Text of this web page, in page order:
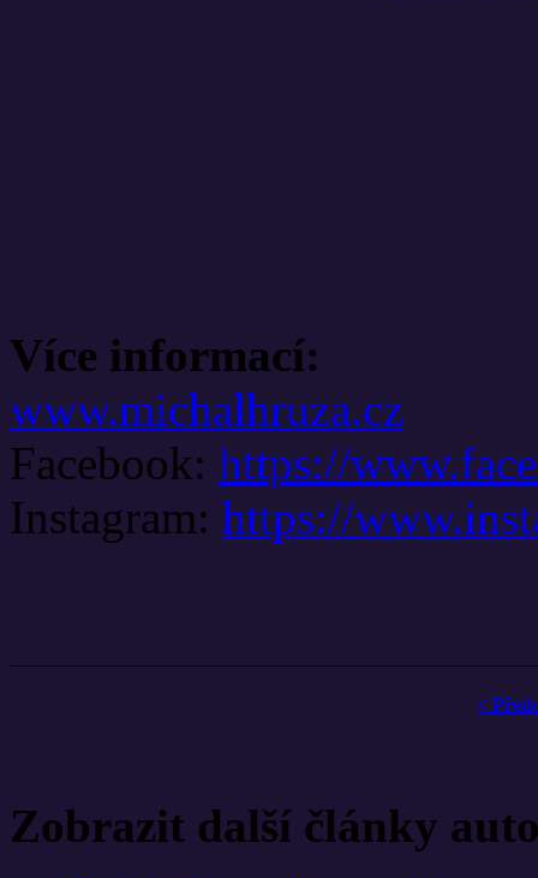
Více informací:
www.michalhruza.cz
Facebook: https://
Instagram: https://
<
Zobrazit další články